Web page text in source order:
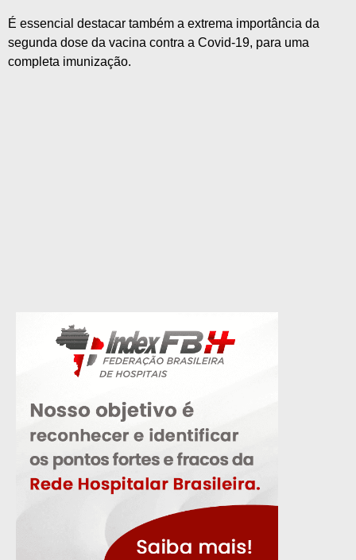
É essencial destacar também a extrema importância da
segunda dose da vacina contra a Covid-19, para uma
completa imunização.